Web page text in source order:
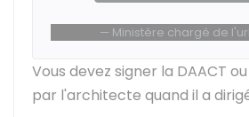
Ministère chargé de
Vous devez signer la DAACT
par l'architecte quand il a